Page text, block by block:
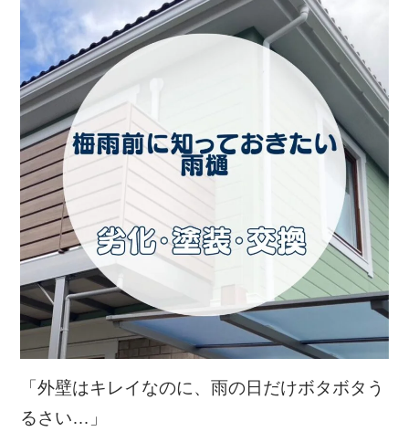
「外壁はキレイなのに、雨の日だけボタボタう
るさい…」